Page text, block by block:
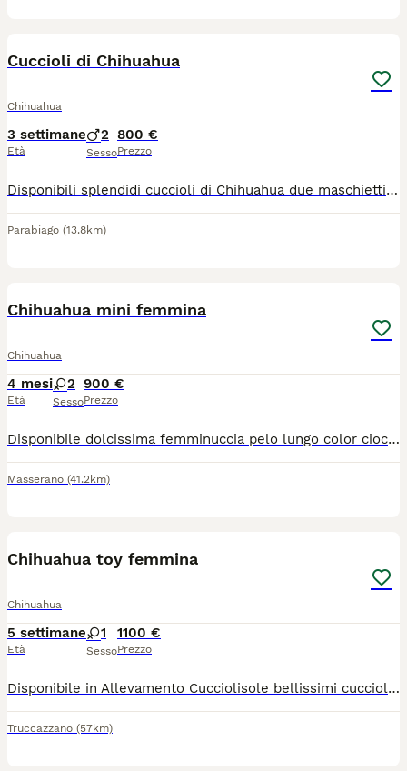
Cuccioli di Chihuahua
Chihuahua
3 settimane
Età
2
Sesso
800 €
Prezzo
Disponibili splendidi cuccioli di Chihuahua due maschietti, genitori visibili in quanto di nostra proprietà, verranno ceduti con microchip, visita veterinaria e primo vaccino. Disponibili dal 14 /09
Parabiago (13.8km)
Chihuahua mini femmina
Chihuahua
4 mesi
Età
2
Sesso
900 €
Prezzo
Disponibile dolcissima femminuccia pelo lungo color cioccolato. La piccola ha un carattere straordinario, è un vero gioiellino un regalo x l’anima e la mente , con lei non ci può annoiare. Ama la compagnia sua dei suoi simili che umani. Solo persone serie e amati dei animali. No allevatori. Solo famiglie. Consegnamo personalmente in tutta Italia.
Masserano (41.2km)
Chihuahua toy femmina
Chihuahua
5 settimane
Età
1
Sesso
1100 €
Prezzo
Disponibile in Allevamento Cucciolisole bellissimi cuccioli di chihuahua si vari colori che si consegnano DI PERSONA in tutta ITALIA dal 20 agosto in poi. I cuccioli avranno doppia sverminazione, primo e secondo vaccino, libretto sanitario e visita veterinaria, microchip con relativo passaggio di proprietà, pedigree Enci e trattamento antiparassitario. Saranno abituati all'uso della traversina igienica e socializzati con altri cani e gatti. Crescono in famiglia giocando con bambini... Allevamento CUCCIOLISOLE anche whatapp
Truccazzano (57km)